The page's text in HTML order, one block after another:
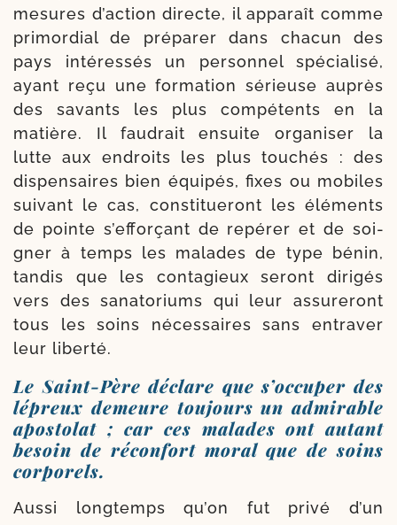
mesures d’ac­tion directe, il appa­raît comme
pri­mor­dial de pré­pa­rer dans cha­cun des
pays inté­res­sés un per­son­nel spé­cia­li­sé,
ayant reçu une for­ma­tion sé­rieuse auprès
des savants les plus com­pé­tents en la
matière. Il fau­drait ensuite orga­ni­ser la
lutte aux endroits les plus tou­chés : des
dis­pen­saires bien équi­pés, fixes ou mobiles
sui­vant le cas, consti­tue­ront les élé­ments
de pointe s’ef­for­çant de repé­rer et de soi­
gner à temps les malades de type bénin,
tan­dis que les conta­gieux seront diri­gés
vers des sana­to­riums qui leur assure­ront
tous les soins néces­saires sans entra­ver
leur liberté.
Le Saint-​Père déclare que s’occuper des
lépreux demeure toujours un admirable
apostolat ; car ces malades ont autant
besoin de réconfort moral que de soins
corporels.
Aussi long­temps qu’on fut pri­vé d’un